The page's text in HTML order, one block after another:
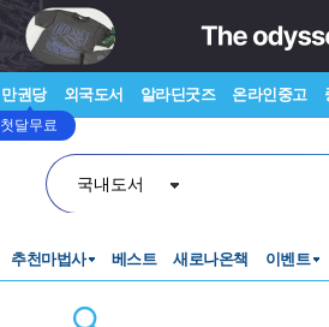
만권당
첫달무료
외국도서 알라딘굿즈 온라인중고
국내도서
추천마법사 베스트 새로나온책 이벤트